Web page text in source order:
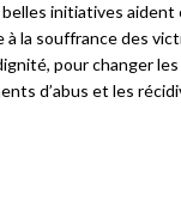
belles initiatives
la souffrance des
pour changer
d’abus et les